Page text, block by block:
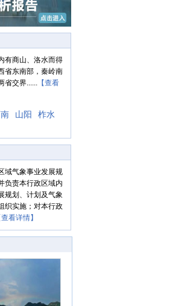
有商山、洛水而得
省东南部，秦岭南
省交界...... 【查看
山阳
柞水
域气象事业发展规
负责本行政区域内
规划、计划及气象
织实施；对本行政
查看详情】